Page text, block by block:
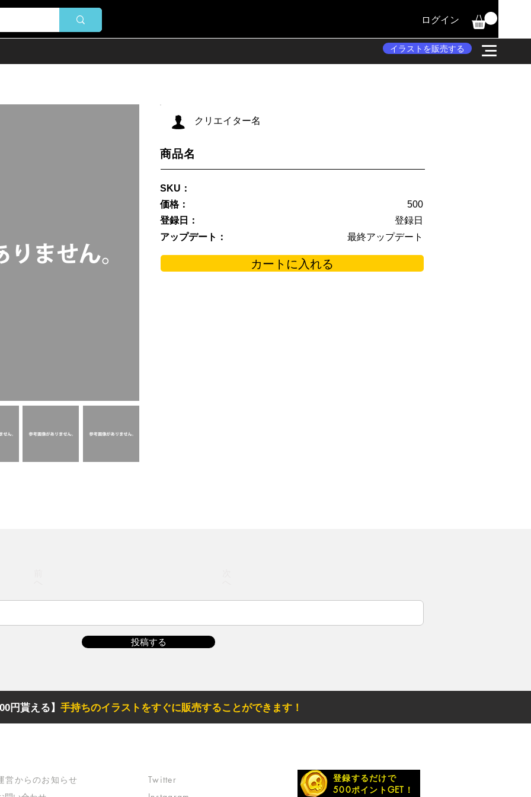
ログイン
イラストを販売する
クリエイター名
商品名
SKU：
価格：
500
登録日：
登録日
アップデート：
最終アップデート
カートに入れる
投稿する
円貰える】 手持ちのイラストをすぐに販売することができます！
営からのお知らせ
Twitter
登録するだけで
500ポイントGET！